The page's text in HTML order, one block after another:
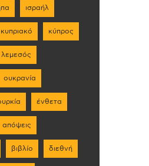
ισραήλ
κυπριακό κύπρος
λεμεσός
ουκρανία
ένθετα
απόψεις
βιβλίο διεθνή